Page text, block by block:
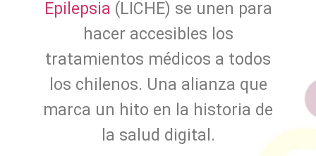
Epilepsia (LICHE) se unen para
hacer accesibles los
tratamientos médicos a todos
los chilenos. Una alianza que
marca un hito en la historia de
la salud digital.